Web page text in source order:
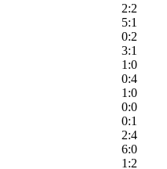
2:2
5:1
0:2
3:1
1:0
0:4
1:0
0:0
0:1
2:4
6:0
1:2